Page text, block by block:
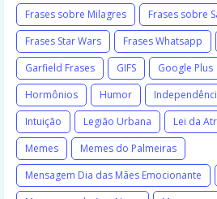
Frases sobre Milagres
Frases sobre
Frases Star Wars
Frases Whatsapp
Garfield Frases
GIFS Google Plus
Hormônios
Humor
Intuição
Legião Urbana Lei da
Memes
Memes do Palmeiras
Mensagem Dia das Mães Emocionante